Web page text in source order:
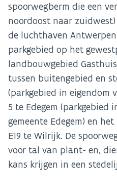
spoorwegberm die een
noordoost naar
de luchthaven
parkgebied op het
landbouwgebied
tussen buitengebied en
(parkgebied in eigendom
5 te Edegem (parkgebied
gemeente Edegem) en
E19 te Wilrijk. De
voor tal van plant- en,
kans krijgen in een